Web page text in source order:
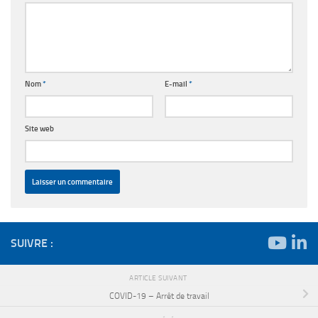
Nom* E-mail *
Site web
SUIVRE :
ARTICLE SUIVANT
COVID-19 – Arrêt de travail